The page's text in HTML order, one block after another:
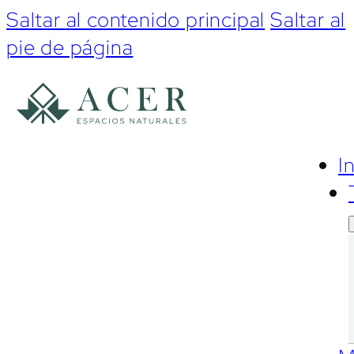
Saltar al contenido principal Saltar al
pie de página